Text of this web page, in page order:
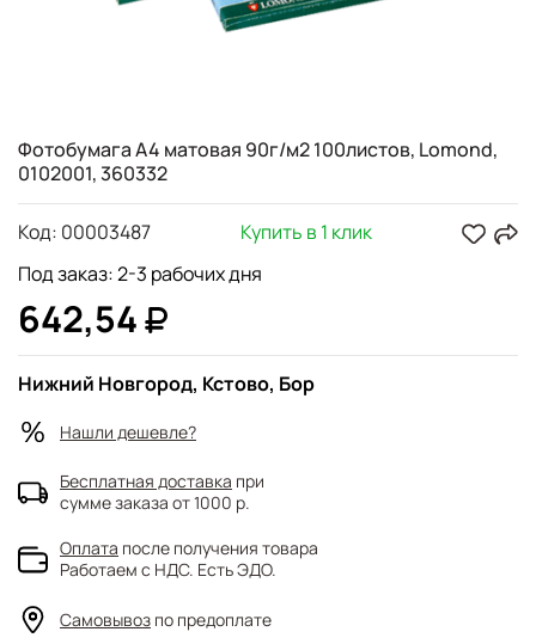
Фотобумага A4 матовая 90г/м2 100листов, Lomond,
0102001, 360332
Под заказ: 2-3 рабочих дня
642,54
Код: 00003487 Купить в 1 клик
Нижний Новгород, Кстово, Бор
Нашли дешевле?
Бесплатная доставка при
сумме заказа от 1000 р.
Оплата после получения товара
Работаем с НДС. Есть ЭДО.
Самовывоз по предоплате